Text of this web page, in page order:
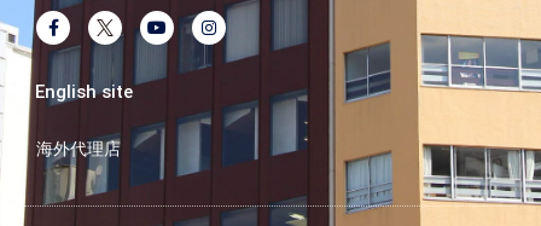
English site
海外代理店